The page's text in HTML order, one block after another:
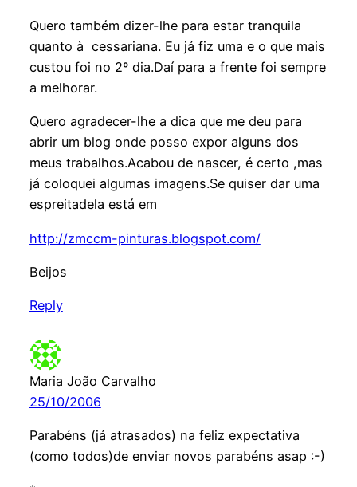
Quero também dizer-lhe para estar tranquila
quanto à cessariana. Eu já fiz uma e o que mais
custou foi no 2º dia.Daí para a frente foi sempre
a melhorar.
Quero agradecer-lhe a dica que me deu para
abrir um blog onde posso expor alguns dos
meus trabalhos.Acabou de nascer, é certo ,mas
já coloquei algumas imagens.Se quiser dar uma
espreitadela está em
http://zmccm-pinturas.blogspot.com/
Beijos
Reply
Maria João Carvalho
25/10/2006
Parabéns (já atrasados) na feliz expectativa
(como todos)de enviar novos parabéns asap :-)